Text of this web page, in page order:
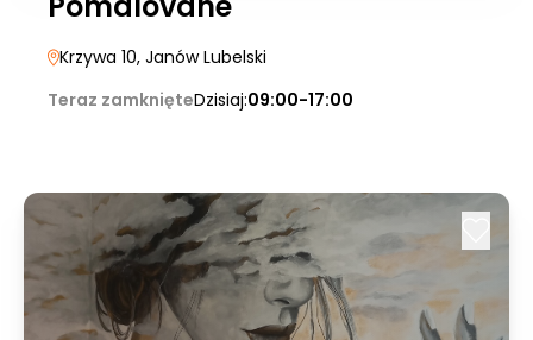
Krzywa 10, Janów Lubelski
Teraz zamknięteDzisiaj:09:00-17:00